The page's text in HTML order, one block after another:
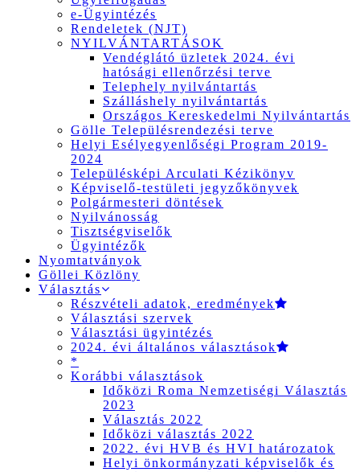
e-Ügyintézés
Rendeletek (NJT)
NYILVÁNTARTÁSOK
Vendéglátó üzletek 2024. évi
hatósági ellenőrzési terve
Telephely nyilvántartás
Szálláshely nyilvántartás
Országos Kereskedelmi Nyilvántartás
Gölle Településrendezési terve
Helyi Esélyegyenlőségi Program 2019-
2024
Településképi Arculati Kézikönyv
Képviselő-testületi jegyzőkönyvek
Polgármesteri döntések
Nyilvánosság
Tisztségviselők
Ügyintézők
Nyomtatványok
Göllei Közlöny
Választás
Részvételi adatok, eredmények
Választási szervek
Választási ügyintézés
2024. évi általános választások
*
Korábbi választások
Időközi Roma Nemzetiségi Választás
2023
Választás 2022
Időközi választás 2022
2022. évi HVB és HVI határozatok
Helyi önkormányzati képviselők és